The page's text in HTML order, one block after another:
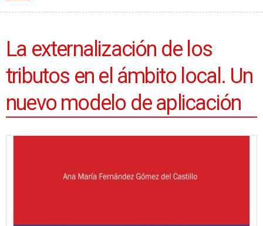
La externalización de los
tributos en el ámbito local. Un
nuevo modelo de aplicación